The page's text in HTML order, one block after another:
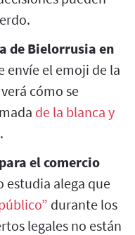
de Bielorrusia en
envíe el emoji de la
cómo se
de la blanca y
el comercio
estudia alega que
durante los
legales no están